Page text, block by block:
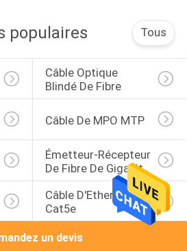
populaires Tous
Câble Optique
Blindé De Fibre
Câble De MPO MTP
Émetteur-Récepteur
De Fibre De Gigabit
Câble D'Ethernet De
Cat5e
un devis